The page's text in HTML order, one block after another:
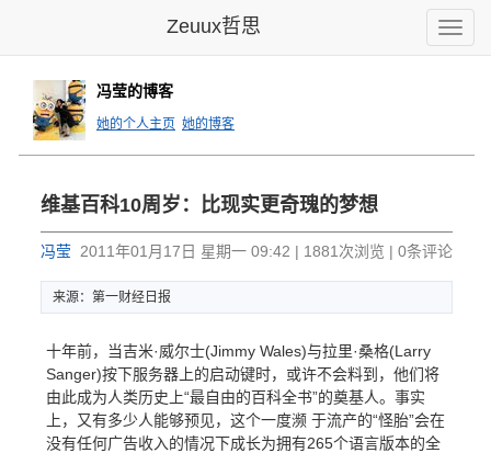
Toggle
Zeuux哲思
冯莹的博客
她的个人主页 她的博客
维基百科10周岁：比现实更奇瑰的梦想
冯莹 2011年01月17日 星期一 09:42 | 1881次浏览 | 0条评论
来源：第一财经日报
十年前，当吉米·威尔士(Jimmy Wales)与拉里·桑格(Larry
Sanger)按下服务器上的启动键时，或许不会料到，他们将
由此成为人类历史上“最自由的百科全书”的奠基人。事实
上，又有多少人能够预见，这个一度濒 于流产的“怪胎”会在
没有任何广告收入的情况下成长为拥有265个语言版本的全